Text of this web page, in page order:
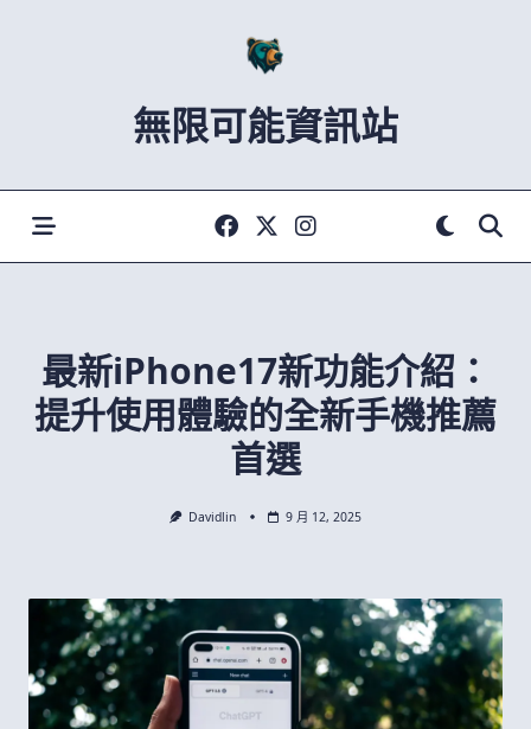
無限可能資訊站
最新iPhone17新功能介紹：
提升使用體驗的全新手機推薦
首選
Davidlin 9 月 12, 2025